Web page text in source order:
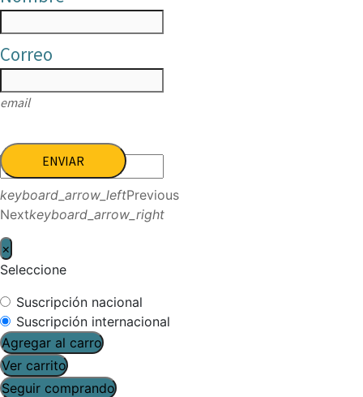
Correo
email
ENVIAR
keyboard_arrow_leftPrevious
Nextkeyboard_arrow_right
×
Seleccione
Suscripción nacional
Suscripción internacional
Agregar al carro
Ver carrito
Seguir comprando